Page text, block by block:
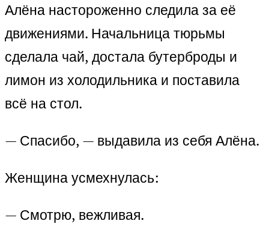
Алёна настороженно следила за её
движениями. Начальница тюрьмы
сделала чай, достала бутерброды и
лимон из холодильника и поставила
всё на стол.
— Спасибо, — выдавила из себя Алёна.
Женщина усмехнулась:
— Смотрю, вежливая.